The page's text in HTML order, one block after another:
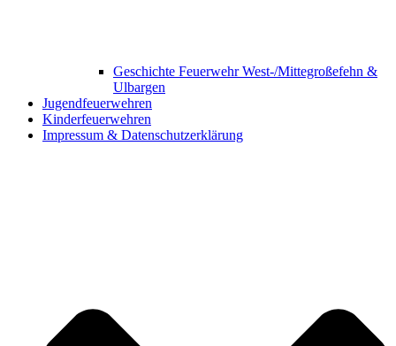
Geschichte Feuerwehr West-/Mittegroßefehn &
Ulbargen
Jugendfeuerwehren
Kinderfeuerwehren
Impressum & Datenschutzerklärung